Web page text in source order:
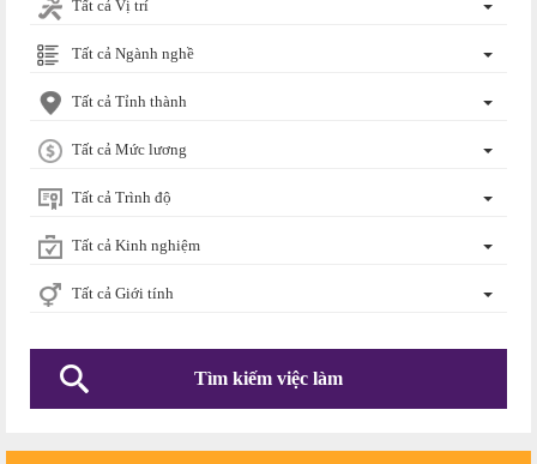
Tất cả Vị trí
Tất cả Ngành nghề
Tất cả Tỉnh thành
Tất cả Mức lương
Tất cả Trình độ
Tất cả Kinh nghiệm
Tất cả Giới tính